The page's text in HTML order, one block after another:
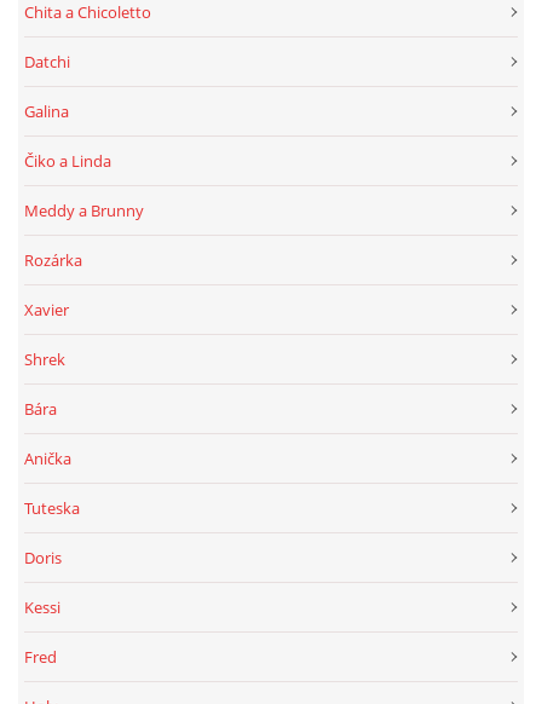
Chita a Chicoletto
Datchi
Galina
Čiko a Linda
Meddy a Brunny
Rozárka
Xavier
Shrek
Bára
Anička
Tuteska
Doris
Kessi
Fred